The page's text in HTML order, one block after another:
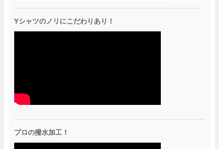
Yシャツのノリにこだわりあり！
プロの撥水加工！